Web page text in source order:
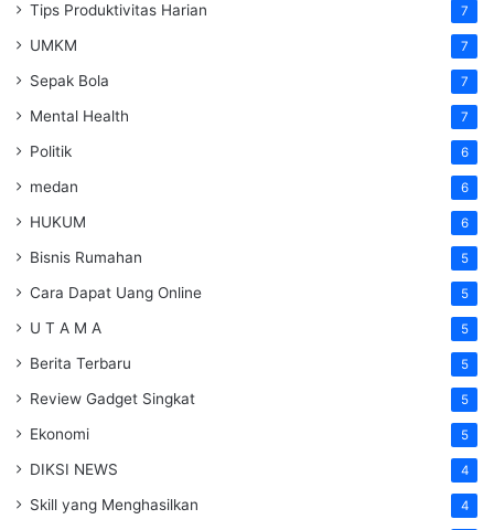
Tips Produktivitas Harian 7
UMKM 7
Sepak Bola 7
Mental Health 7
Politik 6
medan 6
HUKUM 6
Bisnis Rumahan 5
Cara Dapat Uang Online 5
U T A M A 5
Berita Terbaru 5
Review Gadget Singkat 5
Ekonomi 5
DIKSI NEWS 4
Skill yang Menghasilkan 4